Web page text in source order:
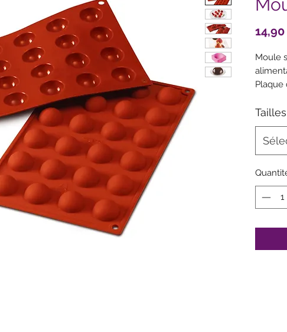
Moule
Plaque
cuisson.
Tailles